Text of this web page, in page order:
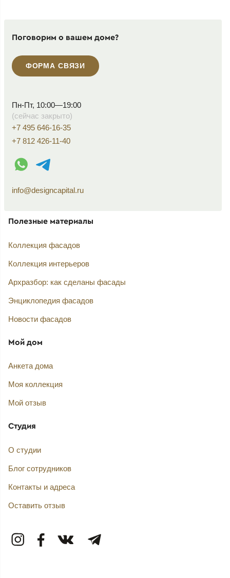
Поговорим о вашем доме?
ФОРМА СВЯЗИ
Пн-Пт, 10:00—19:00
(сейчас закрыто)
+7 495 646-16-35
+7 812 426-11-40
WhatsApp контакт
Telegram контакт
info@designcapital.ru
Полезные материалы
Коллекция фасадов
Коллекция интерьеров
Архразбор: как сделаны фасады
Энциклопедия фасадов
Новости фасадов
Мой дом
Анкета дома
Моя коллекция
Мой отзыв
Студия
О студии
Блог сотрудников
Контакты и адреса
Оставить отзыв